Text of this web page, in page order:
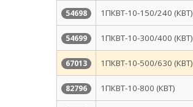
54698 1ПКВТ-10-150/240 (КВТ)
54699 1ПКВТ-10-300/400 (КВТ)
67013 1ПКВТ-10-500/630 (КВТ)
82796 1ПКВТ-10-800 (КВТ)